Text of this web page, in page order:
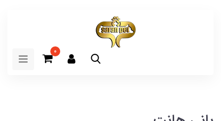
0